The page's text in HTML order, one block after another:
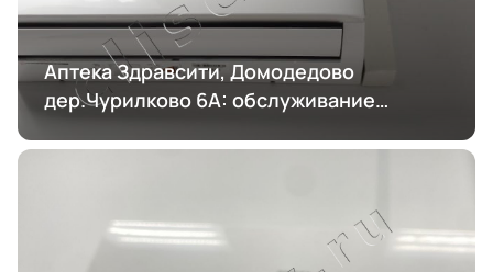
Аптека Здравсити, Домодедово
дер.Чурилково 6А: обслуживание